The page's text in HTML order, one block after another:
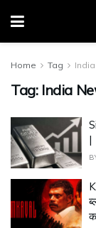
Home Tag
Tag: India
|